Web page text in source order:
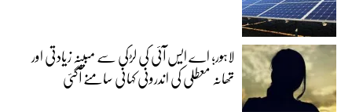
لاہور؛ اے ایس آئی کی لڑکی سے مبینہ زیادتی اور
تھانہ معطلی کی اندرونی کہانی سامنے آگئی